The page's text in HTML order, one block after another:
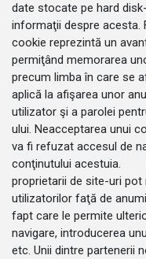
date stocate pe hard
informaţii despre acesta.
cookie reprezintă un
permiţând memorarea
precum limba în care se
aplică la afişarea unor
utilizator şi a parolei
ului. Neacceptarea unui
va fi refuzat accesul de
conţinutului acestuia.
proprietarii de site-uri
utilizatorilor faţă de
fapt care le permite
navigare, introducerea
etc. Unii dintre partenerii